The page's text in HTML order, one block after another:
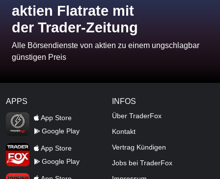
aktien Flatrate mit
der Trader-Zeitung
Alle Börsendienste von aktien zu einem ungschlagbar
günstigen Preis
APPS
TraderFox Flash
App Store
Google Play
TraderFox AppApp Store
Google Play
TraderFox Pro
INFOS
Über TraderFox
Kontakt
Vertrag Kündigen
Jobs bei TraderFox